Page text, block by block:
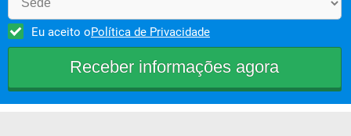
Eu aceito oPolítica de Privacidade